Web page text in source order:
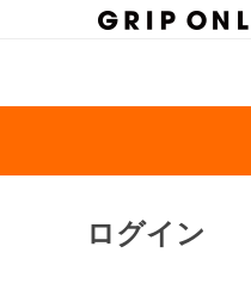
ログイン